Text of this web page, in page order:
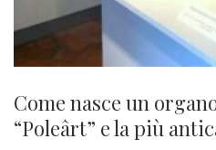
Come nasce un
“Poleârt” e la più